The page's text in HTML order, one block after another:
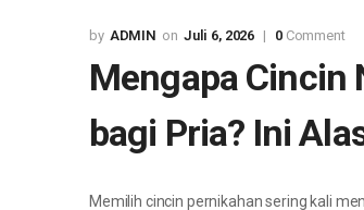
ADMIN Juli 6, 2026 0Comment
Mengapa Cincin
bagi Pria? Ini
Memilih cincin pernikahan sering kali